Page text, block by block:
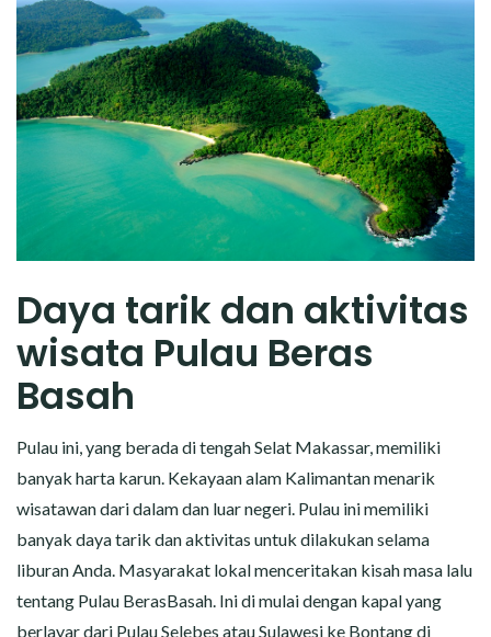
Daya tarik dan aktivitas
wisata Pulau Beras
Basah
Pulau ini, yang berada di tengah Selat Makassar, memiliki
banyak harta karun. Kekayaan alam Kalimantan menarik
wisatawan dari dalam dan luar negeri. Pulau ini memiliki
banyak daya tarik dan aktivitas untuk dilakukan selama
liburan Anda. Masyarakat lokal menceritakan kisah masa lalu
tentang Pulau BerasBasah. Ini di mulai dengan kapal yang
berlayar dari Pulau Selebes atau Sulawesi ke Bontang di